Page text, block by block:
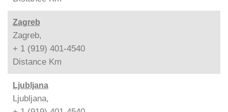
Zagreb
Zagreb,
+ 1 (919) 401-4540
Distance Km
Ljubljana
Ljubljana,